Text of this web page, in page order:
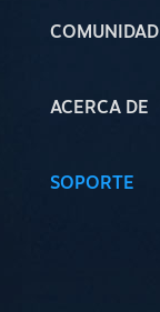
COMUNIDAD
ACERCA DE
SOPORTE